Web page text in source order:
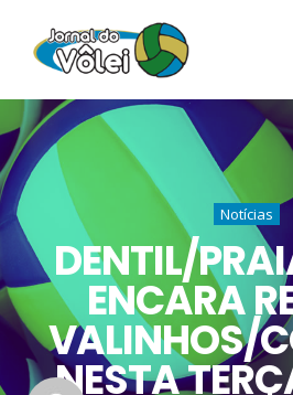
Notícias
DENTIL/
ENCARA
VALINHOS/
NESTA